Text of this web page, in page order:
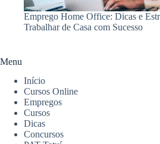
Emprego Home Office: Dicas e
Trabalhar de Casa com Sucesso
Menu
Início
Cursos Online
Empregos
Cursos
Dicas
Concursos